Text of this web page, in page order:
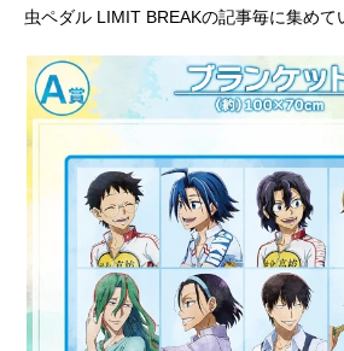
男性声優/女性声優一覧
虫ペダル LIMIT BREAKの記事毎に集めて